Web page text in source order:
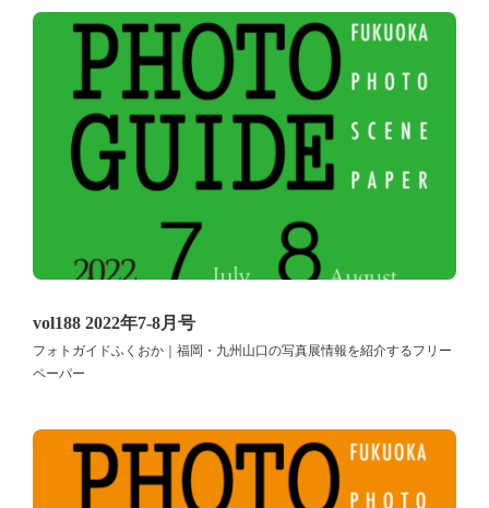
vol188 2022年7-8月号
フォトガイドふくおか｜福岡・九州山口の写真展情報を紹介するフリー
ペーパー